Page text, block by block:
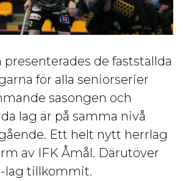
de fastställda
för alla seniorserier
säsongen och
lag är på samma nivå
Ett helt nytt herrlag
av IFK Åmål. Därutöver
lag tillkommit.